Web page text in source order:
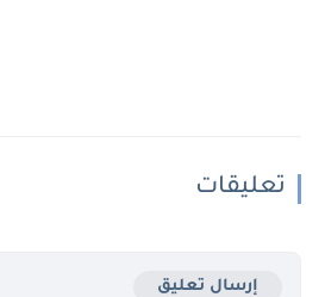
تعليقات
إرسال تعليق